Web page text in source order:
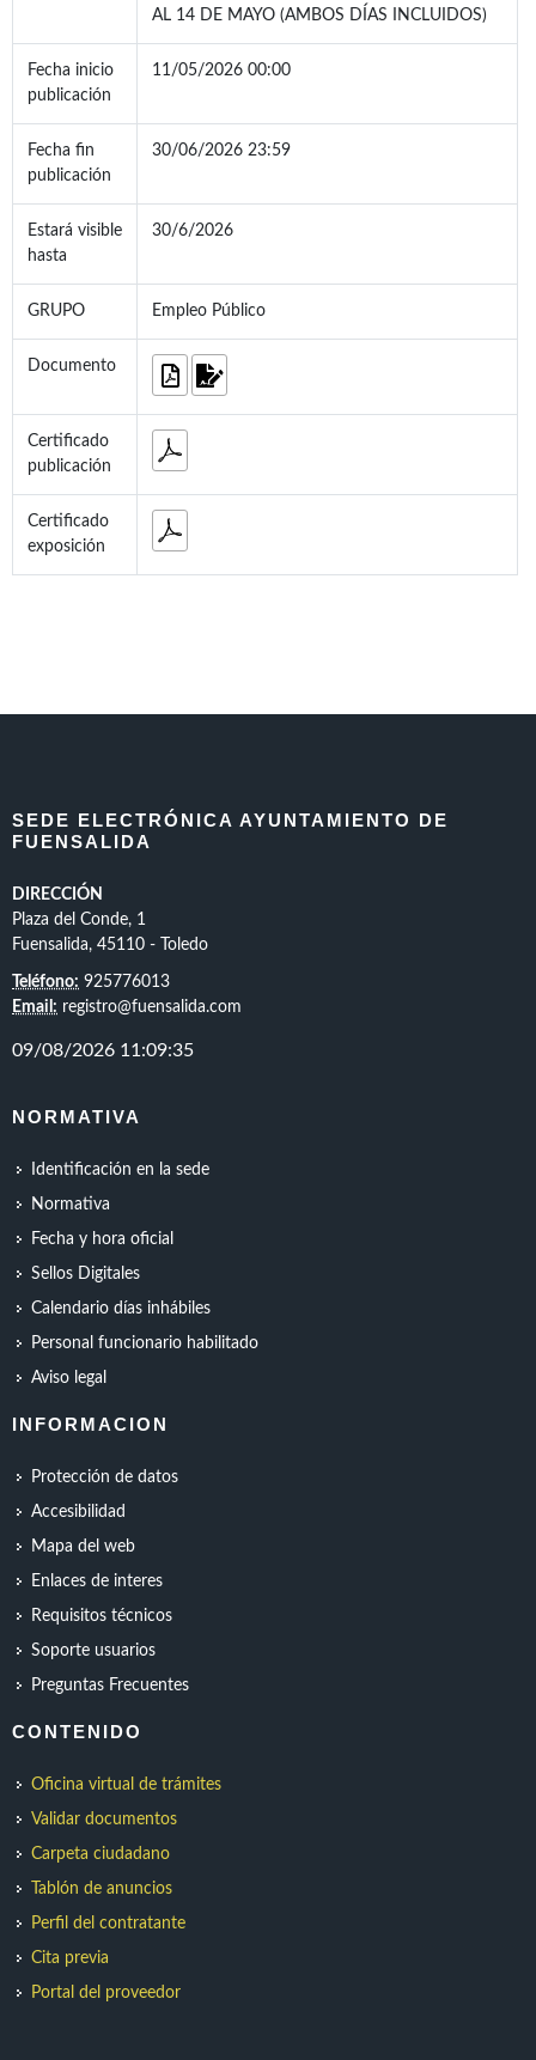
AL 14 DE MAYO (AMBOS DÍAS INCLUIDOS)
Fecha inicio
publicación
11/05/2026 00:00
Fecha fin
publicación
30/06/2026 23:59
Estará visible
hasta
30/6/2026
GRUPO Empleo Público
Documento
Certificado
publicación
Certificado
exposición
SEDE ELECTRÓNICA AYUNTAMIENTO DE
FUENSALIDA
DIRECCIÓN
Plaza del Conde, 1
Fuensalida, 45110 - Toledo
Teléfono: 925776013
Email: registro@fuensalida.com
NORMATIVA
Identificación en la sede
Normativa
Fecha y hora oficial
Sellos Digitales
Calendario días inhábiles
Personal funcionario habilitado
Aviso legal
INFORMACION
Protección de datos
Accesibilidad
Mapa del web
Enlaces de interes
Requisitos técnicos
Soporte usuarios
Preguntas Frecuentes
CONTENIDO
Oficina virtual de trámites
Validar documentos
Carpeta ciudadano
Tablón de anuncios
Perfil del contratante
Cita previa
Portal del proveedor